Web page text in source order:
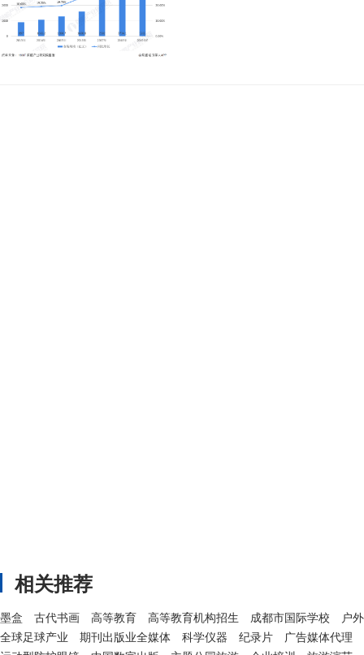
相关推荐
墨盒 古代书画 高等教育 高等教育机构招生 成都市国际学校
户
全球足球产业
期刊出版业全媒体 科学仪器 纪录片
广告媒体代理